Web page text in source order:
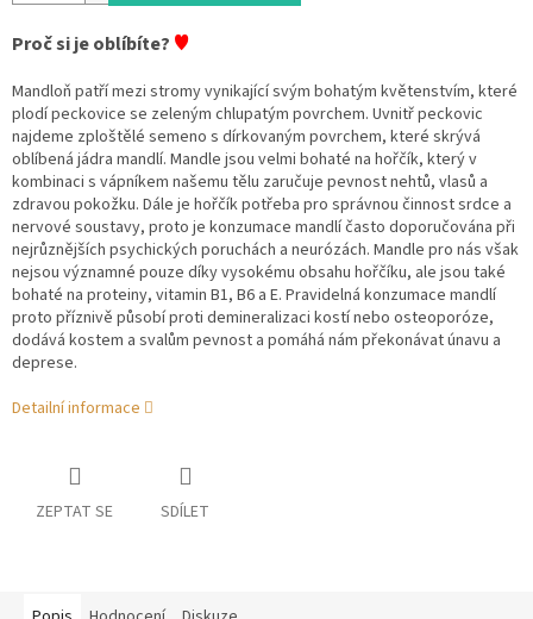
Proč si je oblíbíte? ♥
Mandloň patří mezi stromy vynikající svým bohatým květenstvím, které
plodí peckovice se zeleným chlupatým povrchem. Uvnitř peckovic
najdeme zploštělé semeno s dírkovaným povrchem, které skrývá
oblíbená jádra mandlí. Mandle jsou velmi bohaté na hořčík, který v
kombinaci s vápníkem našemu tělu zaručuje pevnost nehtů, vlasů a
zdravou pokožku. Dále je hořčík potřeba pro správnou činnost srdce a
nervové soustavy, proto je konzumace mandlí často doporučována při
nejrůznějších psychických poruchách a neurózách. Mandle pro nás však
nejsou významné pouze díky vysokému obsahu hořčíku, ale jsou také
bohaté na proteiny, vitamin B1, B6 a E. Pravidelná konzumace mandlí
proto příznivě působí proti demineralizaci kostí nebo osteoporóze,
dodává kostem a svalům pevnost a pomáhá nám překonávat únavu a
deprese.
Detailní informace
ZEPTAT SE SDÍLET